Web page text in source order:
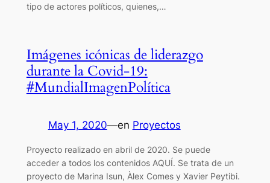
tipo de actores políticos, quienes,…
Imágenes icónicas de liderazgo
durante la Covid-19:
#MundialImagenPolítica
May 1, 2020—en Proyectos
Proyecto realizado en abril de 2020. Se puede
acceder a todos los contenidos AQUÍ. Se trata de un
proyecto de Marina Isun, Àlex Comes y Xavier Peytibi.